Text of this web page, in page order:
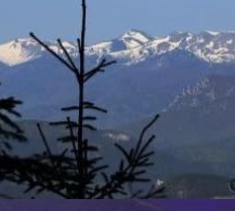
nie si